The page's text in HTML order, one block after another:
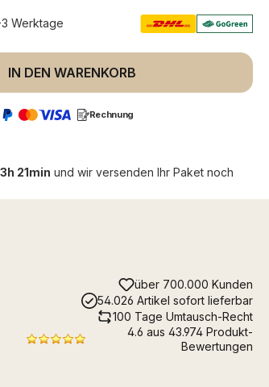
Werktage
den gewünschten Wert
IN DEN WARENKORB
Rechnung
3h 21min und wir versenden Ihr Paket noch
über 700.000 Kunden
54.026 Artikel sofort lieferbar
100 Tage Umtausch-Recht
4.6 aus 43.974 Produkt-
Bewertungen